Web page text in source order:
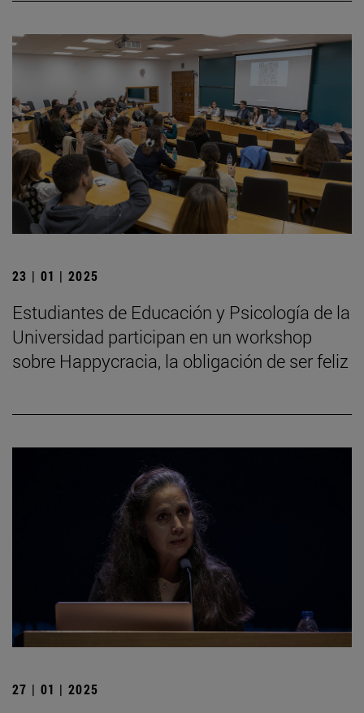
23 | 01 | 2025
Estudiantes de Educación y Psicología de la
Universidad participan en un workshop
sobre Happycracia, la obligación de ser feliz
27 | 01 | 2025